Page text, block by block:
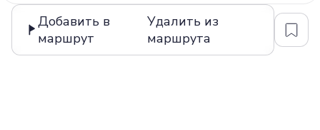
Добавить в
маршрут
Удалить из
маршрута